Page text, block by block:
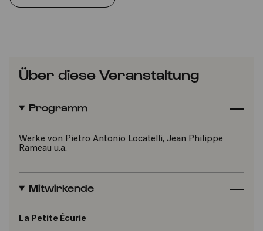
Über diese Veranstaltung
Programm
Werke von Pietro Antonio Locatelli, Jean Philippe
Rameau u.a.
Mitwirkende
La Petite Écurie